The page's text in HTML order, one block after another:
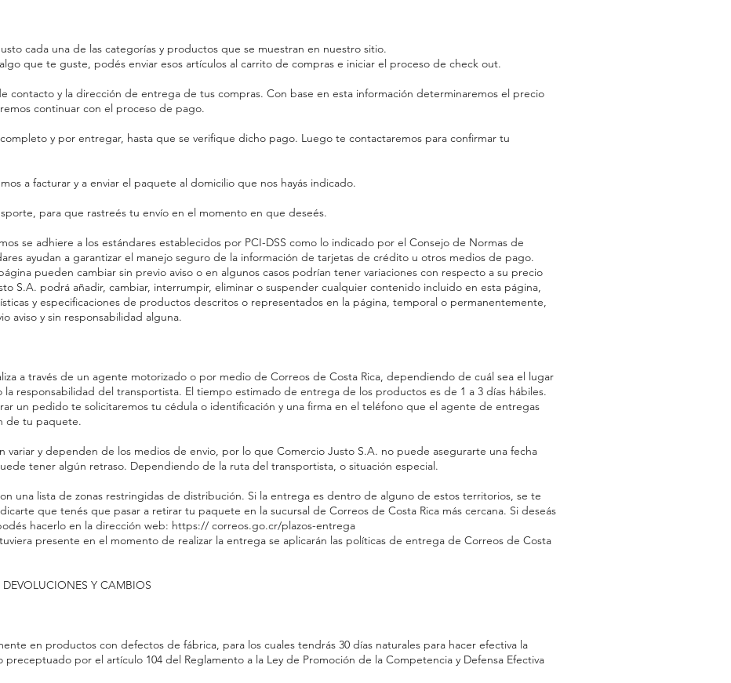
cada una de las categorías y productos que se muestran en nuestro sitio.
que te guste, podés enviar esos artículos al carrito de compras e iniciar el proceso de check out.
contacto y la dirección de entrega de tus compras. Con base en esta información determinaremos el precio
continuar con el proceso de pago.
y por entregar, hasta que se verifique dicho pago. Luego te contactaremos para confirmar tu
a facturar y a enviar el paquete al domicilio que nos hayás indicado.
para que rastreés tu envío en el momento en que deseés.
se adhiere a los estándares establecidos por PCI-DSS como lo indicado por el Consejo de Normas de
ayudan a garantizar el manejo seguro de la información de tarjetas de crédito u otros medios de pago.
pueden cambiar sin previo aviso o en algunos casos podrían tener variaciones con respecto a su precio
S.A. podrá añadir, cambiar, interrumpir, eliminar o suspender cualquier contenido incluido en esta página,
y especificaciones de productos descritos o representados en la página, temporal o permanentemente,
aviso y sin responsabilidad alguna.
a través de un agente motorizado o por medio de Correos de Costa Rica, dependiendo de cuál sea el lugar
responsabilidad del transportista. El tiempo estimado de entrega de los productos es de 1 a 3 días hábiles.
un pedido te solicitaremos tu cédula o identificación y una firma en el teléfono que el agente de entregas
de tu paquete.
variar y dependen de los medios de envio, por lo que Comercio Justo S.A. no puede asegurarte una fecha
tener algún retraso. Dependiendo de la ruta del transportista, o situación especial.
una lista de zonas restringidas de distribución. Si la entrega es dentro de alguno de estos territorios, se te
que tenés que pasar a retirar tu paquete en la sucursal de Correos de Costa Rica más cercana. Si deseás
hacerlo en la dirección web: https:// correos.go.cr/plazos-entrega
presente en el momento de realizar la entrega se aplicarán las políticas de entrega de Correos de Costa
Y CAMBIOS
en productos con defectos de fábrica, para los cuales tendrás 30 días naturales para hacer efectiva la
por el artículo 104 del Reglamento a la Ley de Promoción de la Competencia y Defensa Efectiva